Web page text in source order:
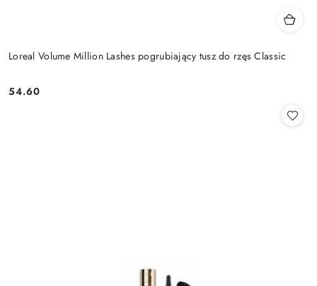
Loreal Volume Million Lashes pogrubiający tusz do rzęs Classic
Cena:
54.60